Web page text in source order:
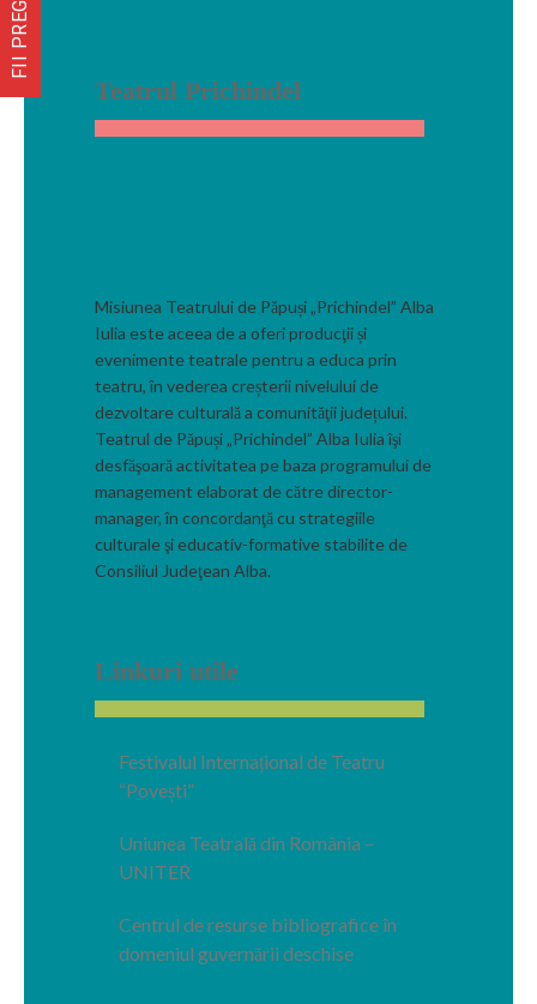
Teatrul Prichindel
Misiunea Teatrului de Păpuși „Prichindel” Alba
Iulia este aceea de a oferi producţii și
evenimente teatrale pentru a educa prin
teatru, în vederea creșterii nivelului de
dezvoltare culturală a comunităţii județului.
Teatrul de Păpuși „Prichindel” Alba Iulia îşi
desfăşoară activitatea pe baza programului de
management elaborat de către director-
manager, în concordanţă cu strategiile
culturale şi educativ-formative stabilite de
Consiliul Judeţean Alba.
Linkuri utile
Festivalul Internațional de Teatru
“Povești”
Uniunea Teatrală din România –
UNITER
Centrul de resurse bibliografice în
domeniul guvernării deschise